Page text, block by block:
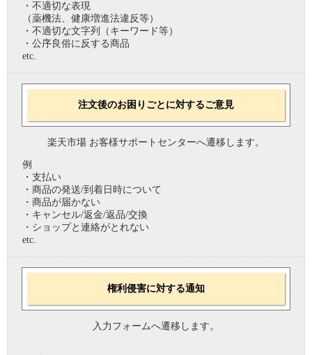
・不適切な表現
（薬機法、健康増進法違反等）
・不適切な文字列（キーワード等）
・公序良俗に反する商品
etc.
注文後のお困りごとに対するご意見
楽天市場 お客様サポートセンターへ遷移します。
例
・支払い
・商品の発送/到着日時について
・商品が届かない
・キャンセル/返金/返品/交換
・ショップと連絡がとれない
etc.
権利侵害に対する通知
入力フォームへ遷移します。